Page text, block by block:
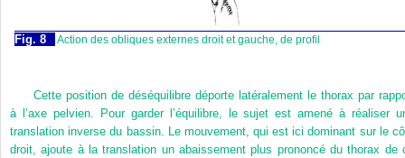
Fig. 8 Action des obliques externes droit et gauche, de profil
Cette position de déséquilibre déporte latéralement le thorax par
à l’axe pelvien. Pour garder l’équilibre, le sujet est amené à réaliser
translation inverse du bassin. Le mouvement, qui est ici dominant sur le
droit, ajoute à la translation un abaissement plus prononcé du thorax de